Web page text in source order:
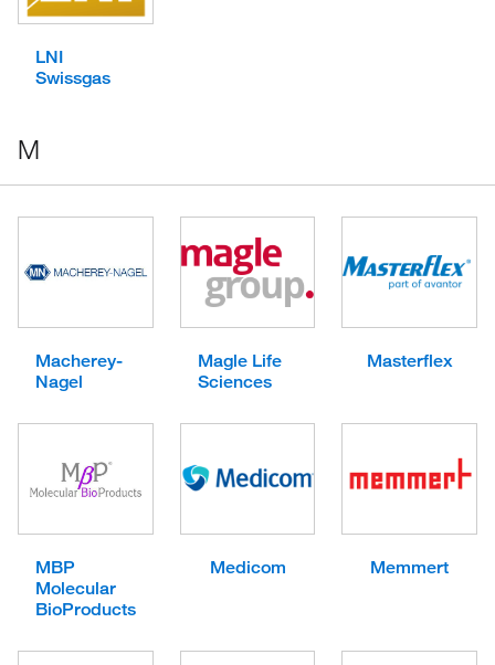
LNI
Swissgas
M
Macherey-
Nagel
Magle Life
Sciences
Masterflex
MBP
Molecular
BioProducts
Medicom Memmert